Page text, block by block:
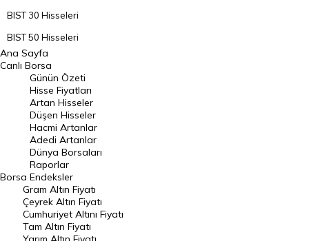
BIST 30 Hisseleri
BIST 50 Hisseleri
BIST 100 Hisseleri
En Çok Artan Hisseler
En Çok Düşen Hisseler
Hacmi Artanlar
Geçmiş Kapanışlar
Dünya Borsaları
Raporlar
Endeksler
Ana Sayfa
Canlı Borsa
Borsa
Günün Özeti
Hisse Fiyatları
Artan Hisseler
Düşen Hisseler
Hacmi Artanlar
Adedi Artanlar
Dünya Borsaları
Raporlar
Endeksler
Gram Altın Fiyatı
Çeyrek Altın Fiyatı
Cumhuriyet Altını Fiyatı
Tam Altın Fiyatı